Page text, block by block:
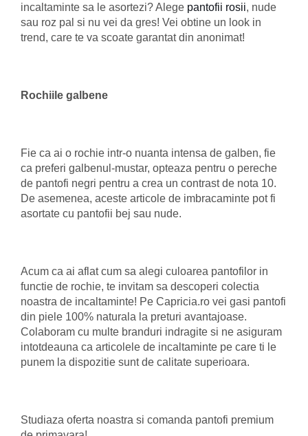
incaltaminte sa le asortezi? Alege pantofii rosii, nude
sau roz pal si nu vei da gres! Vei obtine un look in
trend, care te va scoate garantat din anonimat!
Rochiile galbene
Fie ca ai o rochie intr-o nuanta intensa de galben, fie
ca preferi galbenul-mustar, opteaza pentru o pereche
de pantofi negri pentru a crea un contrast de nota 10.
De asemenea, aceste articole de imbracaminte pot fi
asortate cu pantofii bej sau nude.
Acum ca ai aflat cum sa alegi culoarea pantofilor in
functie de rochie, te invitam sa descoperi colectia
noastra de incaltaminte! Pe Capricia.ro vei gasi pantofi
din piele 100% naturala la preturi avantajoase.
Colaboram cu multe branduri indragite si ne asiguram
intotdeauna ca articolele de incaltaminte pe care ti le
punem la dispozitie sunt de calitate superioara.
Studiaza oferta noastra si comanda pantofi premium